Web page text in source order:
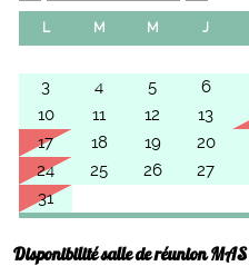
L M M J
3
4 5 6
10
11 12 13
17
18 19 20
24
25 26 27
31
Disponibilité salle de réunion MAS